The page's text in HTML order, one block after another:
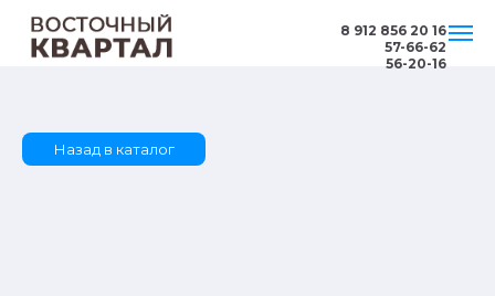
8 912 856 20 16
57-66-62
56-20-16
Назад в каталог